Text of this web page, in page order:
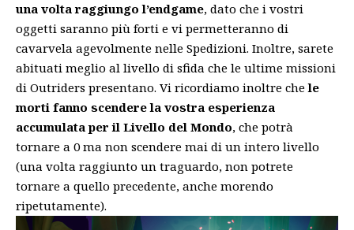
una volta raggiungo l’endgame, dato che i vostri
oggetti saranno più forti e vi permetteranno di
cavarvela agevolmente nelle Spedizioni. Inoltre, sarete
abituati meglio al livello di sfida che le ultime missioni
di Outriders presentano. Vi ricordiamo inoltre chele
morti fanno scendere la vostra esperienza
accumulata per il Livello del Mondo, che potrà
tornare a 0 ma non scendere mai di un intero livello
(una volta raggiunto un traguardo, non potrete
tornare a quello precedente, anche morendo
ripetutamente).